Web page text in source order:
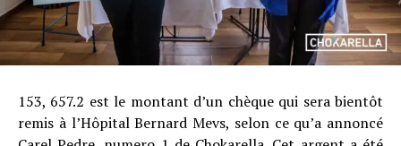
153, 657.2 est le montant d’un chèque qui sera bientôt
remis à l’Hôpital Bernard Mevs, selon ce qu’a annoncé